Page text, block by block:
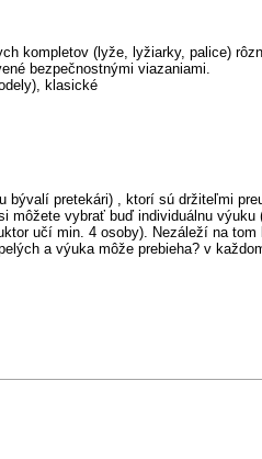
kompletov (lyže, lyžiarky, palice)
bezpečnostnými viazaniami.
klasické
bývalí pretekári) , ktorí sú držiteľmi
môžete vybrať buď individuálnu
učí min. 4 osoby). Nezáleží na
a výuka môže prebieha? v